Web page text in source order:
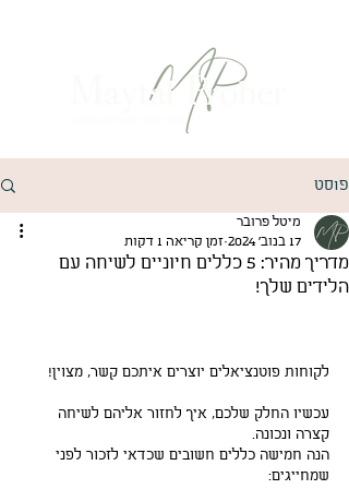
פוסט
מדריך מהיר: 5 כללים חיוניים לשיחה עם
הלידים שלך!
מיטל פרובר
17 בנוב׳ 2024
זמן קריאה 1 דקות
לקוחות פוטנציאלים יוצרים איתכם קשר, מצוין!
עכשיו החלק שלכם, איך לחזור אליהם לשיחה
קצרה ונכונה.
הנה חמישה כללים חשובים שכדאי לזכור לפני
שמחייגים: